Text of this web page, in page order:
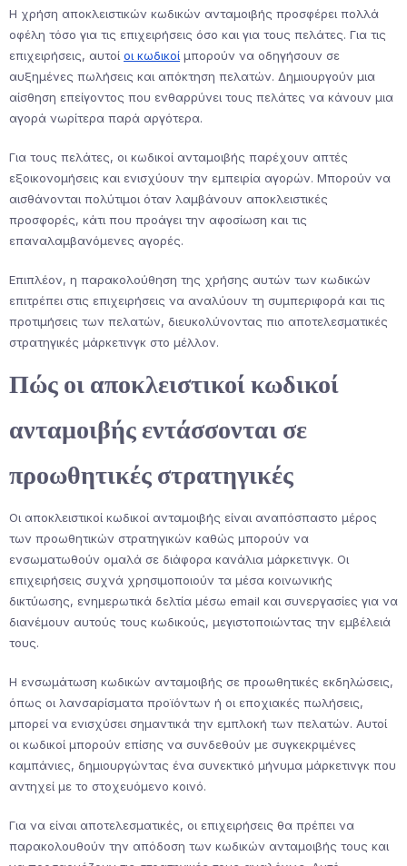
Η χρήση αποκλειστικών κωδικών ανταμοιβής προσφέρει πολλά
οφέλη τόσο για τις επιχειρήσεις όσο και για τους πελάτες. Για τις
επιχειρήσεις, αυτοί οι κωδικοί μπορούν να οδηγήσουν σε
αυξημένες πωλήσεις και απόκτηση πελατών. Δημιουργούν μια
αίσθηση επείγοντος που ενθαρρύνει τους πελάτες να κάνουν μια
αγορά νωρίτερα παρά αργότερα.
Για τους πελάτες, οι κωδικοί ανταμοιβής παρέχουν απτές
εξοικονομήσεις και ενισχύουν την εμπειρία αγορών. Μπορούν να
αισθάνονται πολύτιμοι όταν λαμβάνουν αποκλειστικές
προσφορές, κάτι που προάγει την αφοσίωση και τις
επαναλαμβανόμενες αγορές.
Επιπλέον, η παρακολούθηση της χρήσης αυτών των κωδικών
επιτρέπει στις επιχειρήσεις να αναλύουν τη συμπεριφορά και τις
προτιμήσεις των πελατών, διευκολύνοντας πιο αποτελεσματικές
στρατηγικές μάρκετινγκ στο μέλλον.
Πώς οι αποκλειστικοί κωδικοί
ανταμοιβής εντάσσονται σε
προωθητικές στρατηγικές
Οι αποκλειστικοί κωδικοί ανταμοιβής είναι αναπόσπαστο μέρος
των προωθητικών στρατηγικών καθώς μπορούν να
ενσωματωθούν ομαλά σε διάφορα κανάλια μάρκετινγκ. Οι
επιχειρήσεις συχνά χρησιμοποιούν τα μέσα κοινωνικής
δικτύωσης, ενημερωτικά δελτία μέσω email και συνεργασίες για να
διανέμουν αυτούς τους κωδικούς, μεγιστοποιώντας την εμβέλειά
τους.
Η ενσωμάτωση κωδικών ανταμοιβής σε προωθητικές εκδηλώσεις,
όπως οι λανσαρίσματα προϊόντων ή οι εποχιακές πωλήσεις,
μπορεί να ενισχύσει σημαντικά την εμπλοκή των πελατών. Αυτοί
οι κωδικοί μπορούν επίσης να συνδεθούν με συγκεκριμένες
καμπάνιες, δημιουργώντας ένα συνεκτικό μήνυμα μάρκετινγκ που
αντηχεί με το στοχευόμενο κοινό.
Για να είναι αποτελεσματικές, οι επιχειρήσεις θα πρέπει να
παρακολουθούν την απόδοση των κωδικών ανταμοιβής τους και